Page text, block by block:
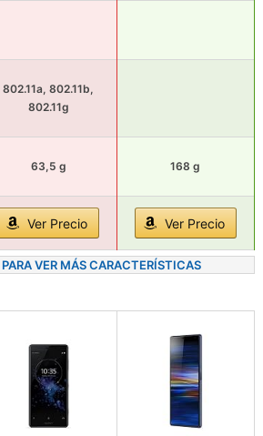
802.11a, 802.11b,
802.11g
63,5 g 168 g
Ver Precio Ver Precio
VER MÁS CARACTERÍSTICAS